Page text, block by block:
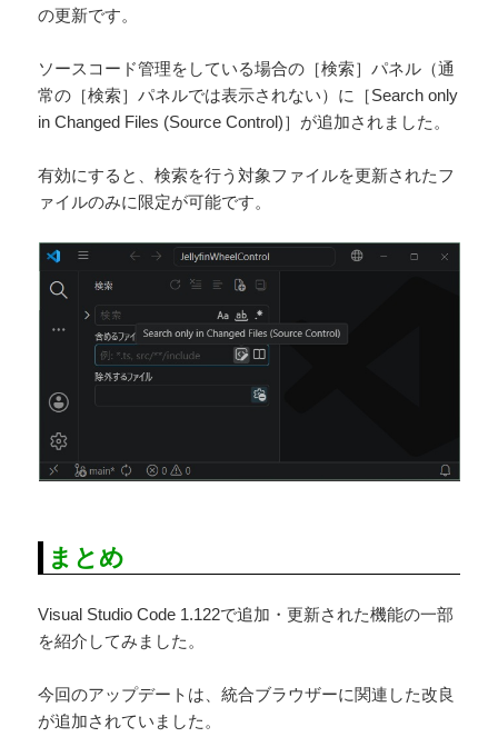
の更新です。
ソースコード管理をしている場合の［検索］パネル（通
常の［検索］パネルでは表示されない）に［Search only
in Changed Files (Source Control)］が追加されました。
有効にすると、検索を行う対象ファイルを更新されたフ
ァイルのみに限定が可能です。
まとめ
Visual Studio Code 1.122で追加・更新された機能の一部
を紹介してみました。
今回のアップデートは、統合ブラウザーに関連した改良
が追加されていました。